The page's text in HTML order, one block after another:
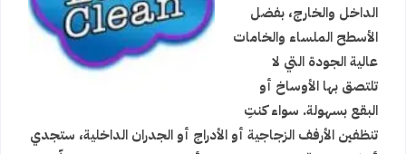
الداخل والخارج، بفضل
الأسطح الملساء والخامات
عالية الجودة التي لا
تلتصق بها الأوساخ أو
البقع بسهولة. سواء كنتِ
تنظفين الأرفف الزجاجية أو الأدراج أو الجدران الداخلية، ستجدي